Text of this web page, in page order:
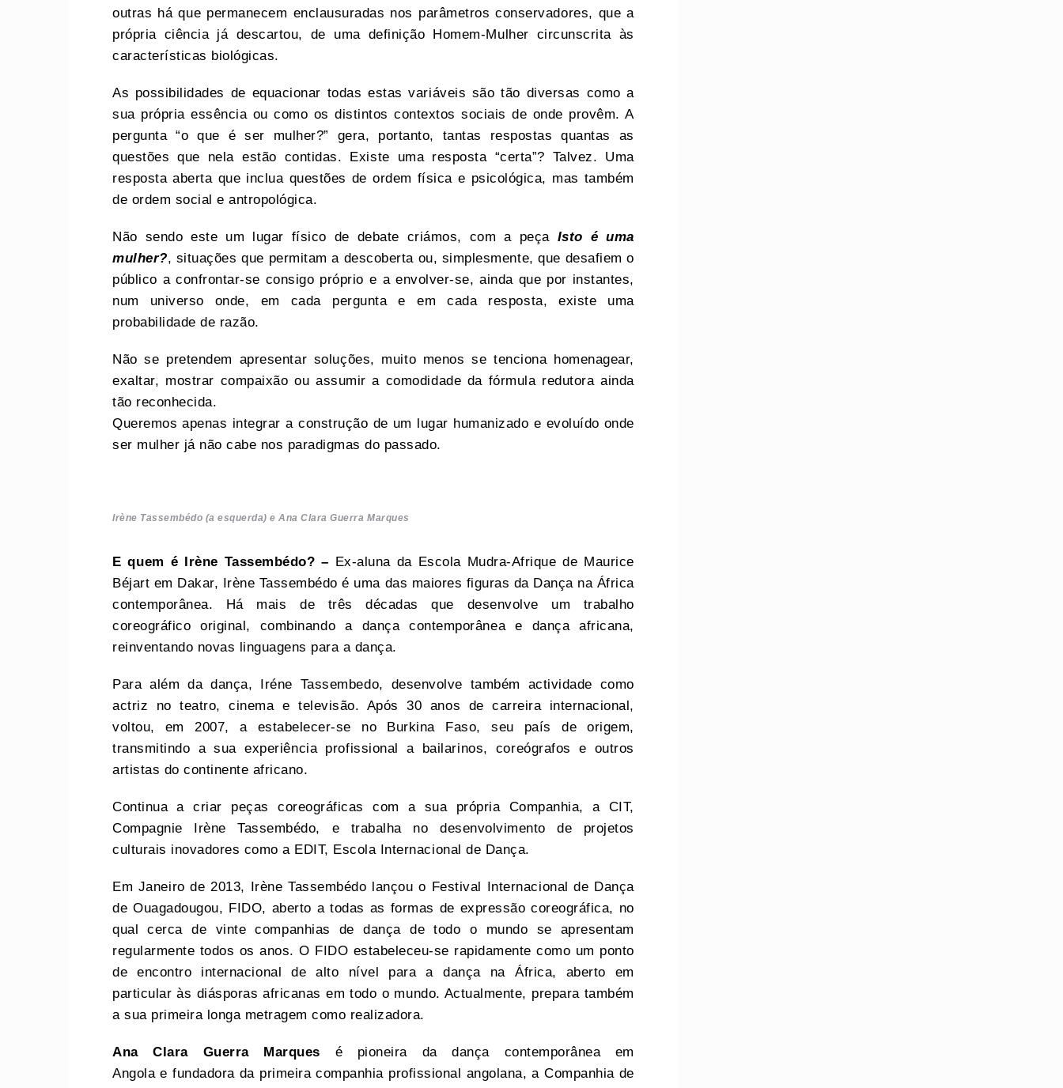
outras há que permanecem enclausuradas nos parâmetros conservadores, que a
própria ciência já descartou, de uma definição Homem-Mulher circunscrita às
características biológicas.
As possibilidades de equacionar todas estas variáveis são tão diversas como a
sua própria essência ou como os distintos contextos sociais de onde provêm. A
pergunta “o que é ser mulher?” gera, portanto, tantas respostas quantas as
questões que nela estão contidas. Existe uma resposta “certa”? Talvez. Uma
resposta aberta que inclua questões de ordem física e psicológica, mas também
de ordem social e antropológica.
Não sendo este um lugar físico de debate criámos, com a peça Isto é uma
mulher?, situações que permitam a descoberta ou, simplesmente, que desafiem o
público a confrontar-se consigo próprio e a envolver-se, ainda que por instantes,
num universo onde, em cada pergunta e em cada resposta, existe uma
probabilidade de razão.
Não se pretendem apresentar soluções, muito menos se tenciona homenagear,
exaltar, mostrar compaixão ou assumir a comodidade da fórmula redutora ainda
tão reconhecida.
Queremos apenas integrar a construção de um lugar humanizado e evoluído onde
ser mulher já não cabe nos paradigmas do passado.
Irène Tassembédo (a esquerda) e Ana Clara Guerra Marques
E quem é Irène Tassembédo? – Ex-aluna da Escola Mudra-Afrique de Maurice
Béjart em Dakar, Irène Tassembédo é uma das maiores figuras da Dança na África
contemporânea. Há mais de três décadas que desenvolve um trabalho
coreográfico original, combinando a dança contemporânea e dança africana,
reinventando novas linguagens para a dança.
Para além da dança, Iréne Tassembedo, desenvolve também actividade como
actriz no teatro, cinema e televisão. Após 30 anos de carreira internacional,
voltou, em 2007, a estabelecer-se no Burkina Faso, seu país de origem,
transmitindo a sua experiência profissional a bailarinos, coreógrafos e outros
artistas do continente africano.
Continua a criar peças coreográficas com a sua própria Companhia, a CIT,
Compagnie Irène Tassembédo, e trabalha no desenvolvimento de projetos
culturais inovadores como a EDIT, Escola Internacional de Dança.
Em Janeiro de 2013, Irène Tassembédo lançou o Festival Internacional de Dança
de Ouagadougou, FIDO, aberto a todas as formas de expressão coreográfica, no
qual cerca de vinte companhias de dança de todo o mundo se apresentam
regularmente todos os anos. O FIDO estabeleceu-se rapidamente como um ponto
de encontro internacional de alto nível para a dança na África, aberto em
particular às diásporas africanas em todo o mundo. Actualmente, prepara também
a sua primeira longa metragem como realizadora.
Ana Clara Guerra Marques é pioneira da dança contemporânea em
Angola e fundadora da primeira companhia profissional angolana, a Companhia de